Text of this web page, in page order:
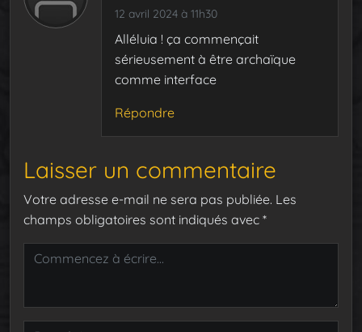
12 avril 2024 à 11h30
Alléluia ! ça commençait
sérieusement à être archaïque
comme interface
Répondre
Laisser un commentaire
Votre adresse e-mail ne sera pas publiée. Les
champs obligatoires sont indiqués avec *